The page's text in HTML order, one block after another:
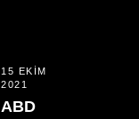
15 EKIM
2021
ABD